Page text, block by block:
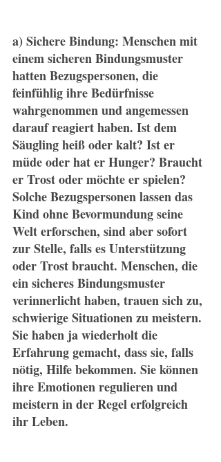
a) Sichere Bindung: Menschen mit
einem sicheren Bindungsmuster
hatten Bezugspersonen, die
feinfühlig ihre Bedürfnisse
wahrgenommen und angemessen
darauf reagiert haben. Ist dem
Säugling heiß oder kalt? Ist er
müde oder hat er Hunger? Braucht
er Trost oder möchte er spielen?
Solche Bezugspersonen lassen das
Kind ohne Bevormundung seine
Welt erforschen, sind aber sofort
zur Stelle, falls es Unterstützung
oder Trost braucht. Menschen, die
ein sicheres Bindungsmuster
verinnerlicht haben, trauen sich zu,
schwierige Situationen zu meistern.
Sie haben ja wiederholt die
Erfahrung gemacht, dass sie, falls
nötig, Hilfe bekommen. Sie können
ihre Emotionen regulieren und
meistern in der Regel erfolgreich
ihr Leben.